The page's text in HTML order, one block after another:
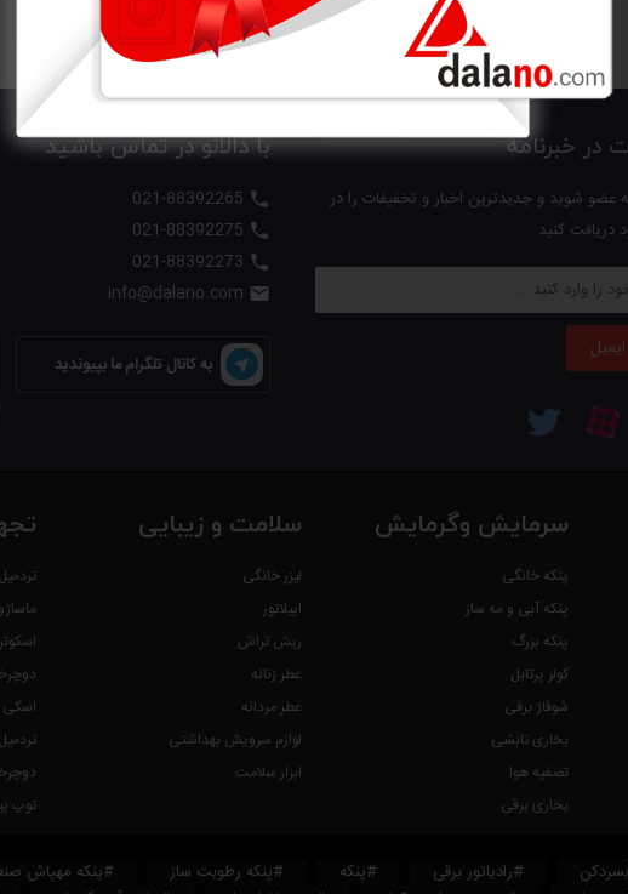
در خبرنامه
عضو شوید و جدیدترین اخبار و تخفیفات را در
دریافت کنید
با دالانو در تماس باشید




به کانال تلگرام ما بپیوندید
سرمایش وگرمایش
پنکه خانگی
پنکه آبی و مه ساز
پنکه بزرگ
کولر پرتابل
شوفاژ برقی
بخاری تابشی
تصفیه هوا
بخاری برقی
سلامت و زیبایی
لیزر خانگی
اپیلاتور
ریش تراش
عطر زنانه
عطر مردانه
لوازم سرویش بهداشتی
ابزار سلامت
تردمیل
توپ
#رادیاتور برقی #پنکه #پنکه رطوبت ساز #پنکه مهپاش